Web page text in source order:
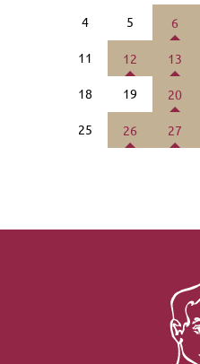
4 5 6
11 12 13
18 19 20
25 26 27